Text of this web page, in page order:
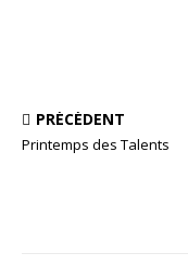
PRÉCÉDENT
Printemps des Talents